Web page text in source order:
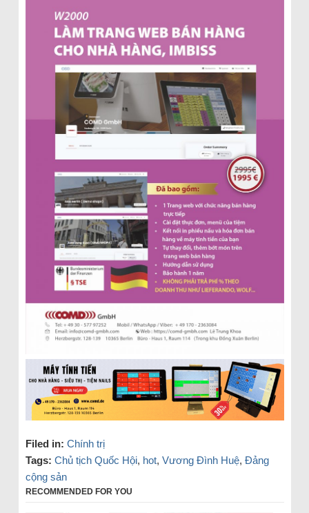
Filed in: Chính trị
Tags: Chủ tịch Quốc Hội, hot, Vương Đình Huệ, Đảng
cộng sản
RECOMMENDED FOR YOU